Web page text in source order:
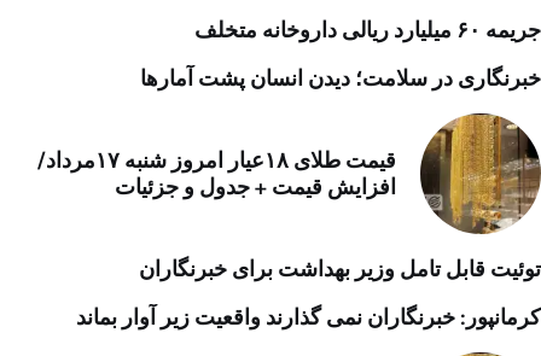
جریمه ۶۰ میلیارد ریالی داروخانه متخلف
خبرنگاری در سلامت؛ دیدن انسان پشت آمارها
قیمت طلای ۱۸عیار امروز شنبه ۱۷مرداد/
افزایش قیمت + جدول و جزئیات
توئیت قابل تامل وزیر بهداشت برای خبرنگاران
کرمانپور: خبرنگاران نمی گذارند واقعیت زیر آوار بماند